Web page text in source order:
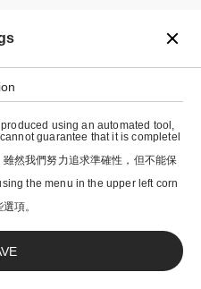
inc.
using an automated tool,
guarantee that it is completel
然我們努力追求準確性，但不能保
the menu in the upper left corn
項。